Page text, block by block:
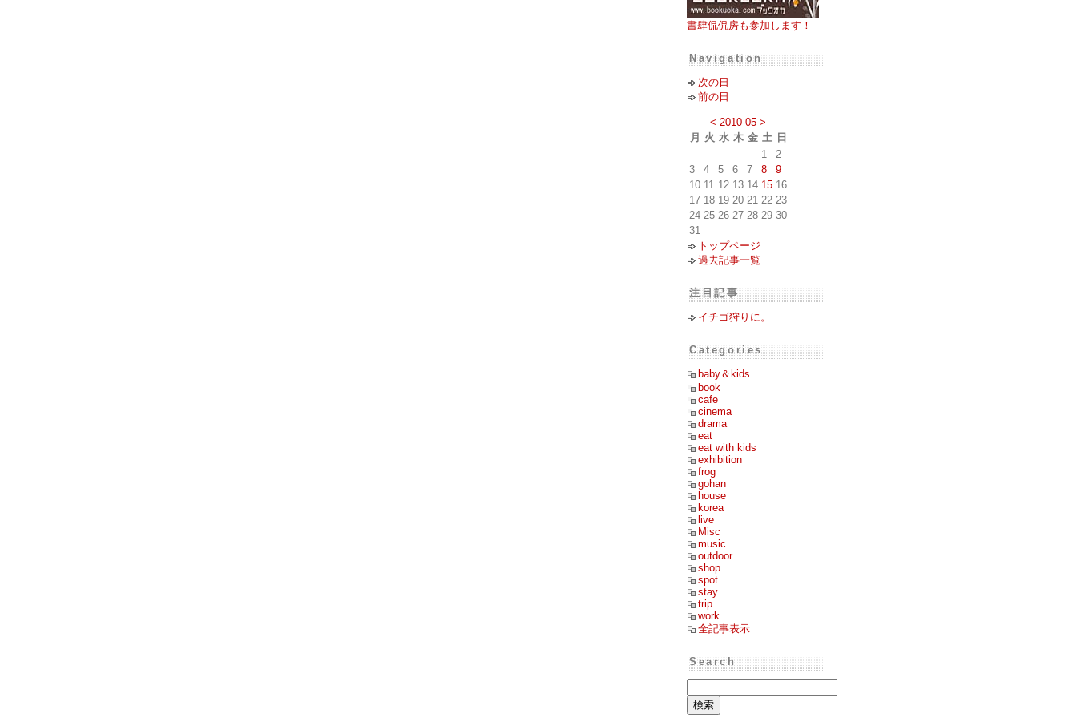
書肆侃侃房も参加します！
Navigation
次の日
前の日
< 2010-05 >
月
火 水 木 金 土 日
1
2
3
4 5 6 7 8
9
10 11 12 13 14 15 16
17 18 19 20 21 22 23
24 25 26 27 28 29 30
31
トップページ
過去記事一覧
注目記事
イチゴ狩りに。
Categories
baby＆kids
book
cafe
cinema
drama
eat
eat with kids
exhibition
frog
gohan
house
korea
live
Misc
music
outdoor
shop
spot
stay
trip
work
全記事表示
Search